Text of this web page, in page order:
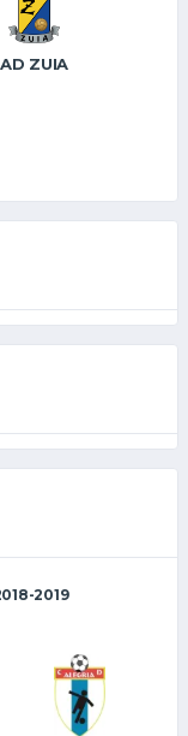
AD ZUIA
2019